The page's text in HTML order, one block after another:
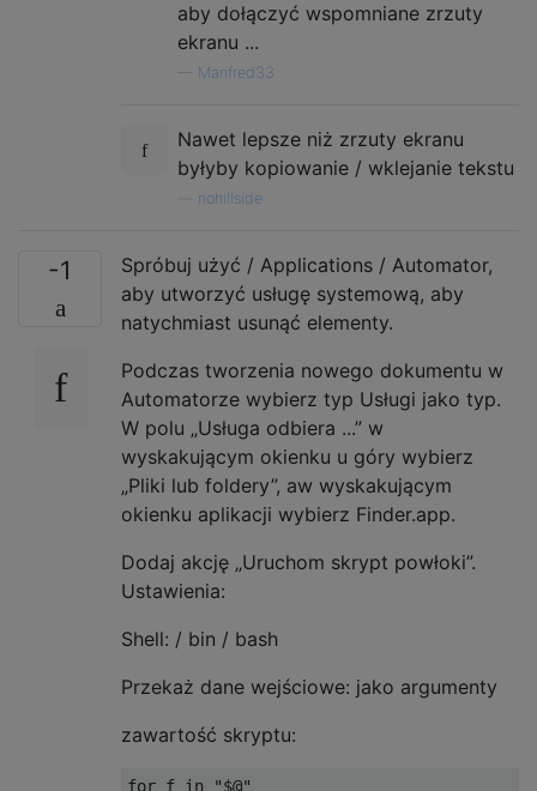
aby dołączyć wspomniane zrzuty
ekranu ...
Manfred33
Nawet lepsze niż zrzuty ekranu
byłyby kopiowanie / wklejanie tekstu
nohillside
-1
Spróbuj użyć / Applications / Automator,
aby utworzyć usługę systemową, aby
natychmiast usunąć elementy.
Podczas tworzenia nowego dokumentu w
Automatorze wybierz typ Usługi jako typ.
W polu „Usługa odbiera ...” w
wyskakującym okienku u góry wybierz
„Pliki lub foldery”, aw wyskakującym
okienku aplikacji wybierz Finder.app.
Dodaj akcję „Uruchom skrypt powłoki”.
Ustawienia:
Shell: / bin / bash
Przekaż dane wejściowe: jako argumenty
zawartość skryptu:
for f in "$@"